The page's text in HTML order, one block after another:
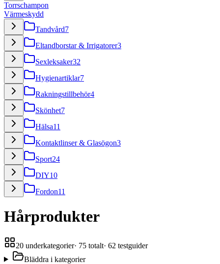
Torrschampon
Värmeskydd
Tandvård7
Eltandborstar & Irrigatorer3
Sexleksaker32
Hygienartiklar7
Rakningstillbehör4
Skönhet7
Hälsa11
Kontaktlinser & Glasögon3
Sport24
DIY10
Fordon11
Hårprodukter
20 underkategorier· 75 totalt· 62 testguider
Bläddra i kategorier